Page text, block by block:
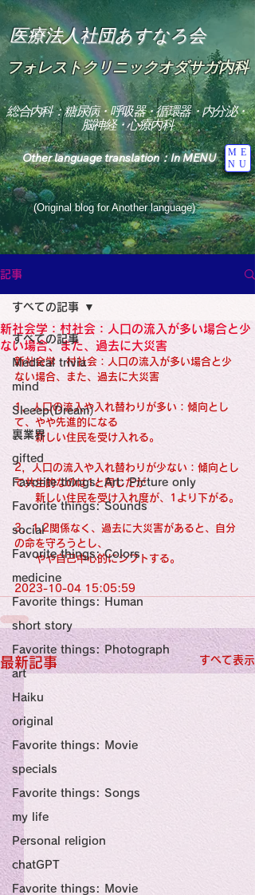
医療法人社団あすなろ会
フォレストクリニックオダサガ内科
Other language translation：In MENU
ME
NU
総合内科：糖尿病・呼吸器・循環器・内分泌・
脳神経・心療内科
(Original blog for Another language)
Heavens: Beyond the Universe: The World
the God of Light Resides"
尿病
経内科専門医
尿病
Wide Blog
性診療
Religion
記事
すべての記事
Medical trivia
mind
Sleeep(Dream）
裏業界
gifted
Favorite things: Art: Picture only
Favorite things: Sounds
social
Favorite things: Colors
medicine
Favorite things: Human
short story
Favorite things: Photograph
art
Haiku
original
Favorite things: Movie
specials
Favorite things: Songs
my life
Personal religion
chatGPT
Favorite things: Movie
すべての記事
新社会学：村社会：人口の流入が多い場合と少
ない場合、また、過去に大災害
新社会学：村社会：人口の流入が多い場合と少
ない場合、また、過去に大災害
1，人口の流入や入れ替わりが多い：傾向とし
て、やや先進的になる
新しい住民を受け入れる。
2，人口の流入や入れ替わりが少ない：傾向とし
て共生的なのは1と同じだが
新しい住民を受け入れ度が、1より下がる。
3，1,2関係なく、過去に大災害があると、自分
の命を守ろうとし、
やや自己中心的にシフトする。
2023-10-04 15:05:59
最新記事 すべて表示